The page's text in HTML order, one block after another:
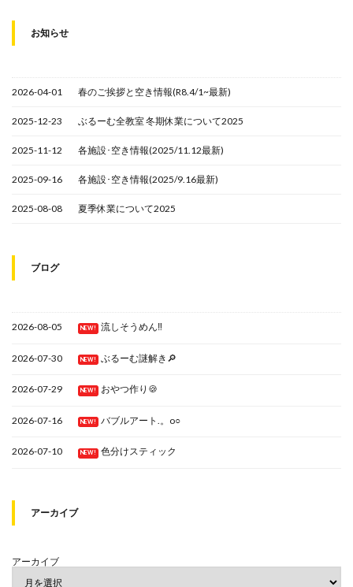
お知らせ
2026-04-01 春のご挨拶と空き情報(R8.4/1~最新)
2025-12-23 ぶるーむ全教室 冬期休業について2025
2025-11-12 各施設･空き情報(2025/11.12最新)
2025-09-16 各施設･空き情報(2025/9.16最新)
2025-08-08 夏季休業について2025
ブログ
2026-08-05 NEW! 流しそうめん‼
2026-07-30 NEW! ぶるーむ謎解き🔎
2026-07-29 NEW! おやつ作り🍪
2026-07-16 NEW! バブルアート.。o○
2026-07-10 NEW! 色分けスティック
アーカイブ
アーカイブ